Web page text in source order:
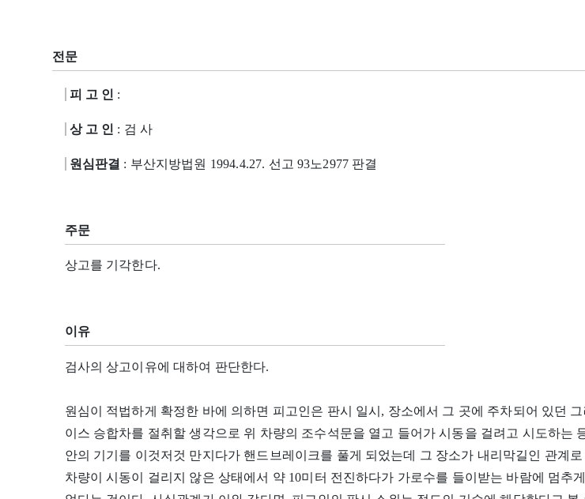
전문
피 고 인 :
상 고 인 : 검 사
원심판결 : 부산지방법원 1994.4.27. 선고 93노2977 판결
주문
상고를 기각한다.
이유
검사의 상고이유에 대하여 판단한다.
원심이 적법하게 확정한 바에 의하면 피고인은 판시 일시, 장소에서 그 곳에 주차되어 있던 그
이스 승합차를 절취할 생각으로 위 차량의 조수석문을 열고 들어가 시동을 걸려고 시도하는
안의 기기를 이것저것 만지다가 핸드브레이크를 풀게 되었는데 그 장소가 내리막길인 관계로
차량이 시동이 걸리지 않은 상태에서 약 10미터 전진하다가 가로수를 들이받는 바람에 멈추